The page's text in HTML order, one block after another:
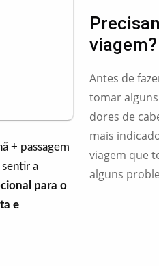
+ passagem
a
para o
e
viagem?
Antes de
tomar
dores de
mais
viagem que
alguns